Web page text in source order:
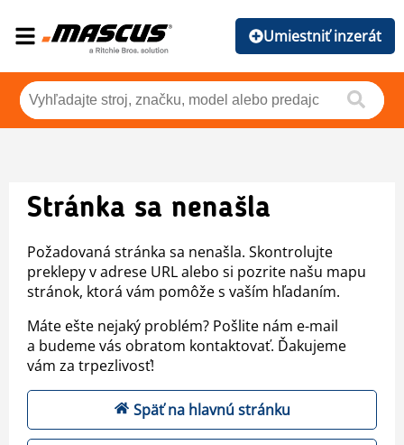
Umiestniť inzerát
Stránka sa nenašla
Požadovaná stránka sa nenašla. Skontrolujte
preklepy v adrese URL alebo si pozrite našu mapu
stránok, ktorá vám pomôže s vaším hľadaním.
Máte ešte nejaký problém? Pošlite nám e-mail
a budeme vás obratom kontaktovať. Ďakujeme
vám za trpezlivosť!
Späť na hlavnú stránku